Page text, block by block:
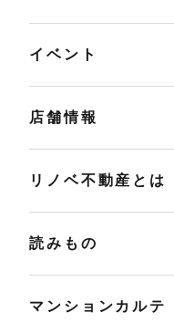
イベント
店舗情報
リノベ不動産とは
読みもの
マンションカルテ